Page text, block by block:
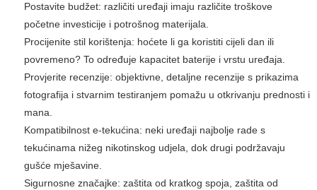
Postavite budžet: različiti uređaji imaju različite troškove
početne investicije i potrošnog materijala.
Procijenite stil korištenja: hoćete li ga koristiti cijeli dan ili
povremeno? To određuje kapacitet baterije i vrstu uređaja.
Provjerite recenzije: objektivne, detaljne recenzije s prikazima
fotografija i stvarnim testiranjem pomažu u otkrivanju prednosti i
mana.
Kompatibilnost e-tekućina: neki uređaji najbolje rade s
tekućinama nižeg nikotinskog udjela, dok drugi podržavaju
gušće mješavine.
Sigurnosne značajke: zaštita od kratkog spoja, zaštita od